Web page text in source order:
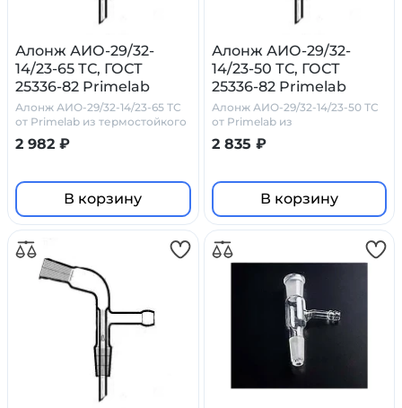
Алонж АИО-29/32-
14/23-65 ТС, ГОСТ
25336-82 Primelab
Алонж АИО-29/32-14/23-65 ТС
от Primelab из термостойкого
стекла
2 982 ₽
В корзину
Алонж АИО-29/32-
14/23-50 ТС, ГОСТ
25336-82 Primelab
Алонж АИО-29/32-14/23-50 ТС
от Primelab из
боросиликатного стекла
Simax
2 835 ₽
В корзину